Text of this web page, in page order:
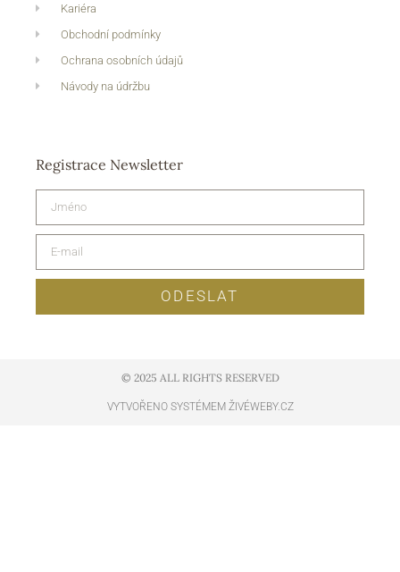
Kariéra
Obchodní podmínky
Ochrana osobních údajů
Návody na údržbu
Registrace Newsletter
ODESLAT
© 2025 ALL RIGHTS RESERVED​
VYTVOŘENO SYSTÉMEM ŽIVÉWEBY.CZ